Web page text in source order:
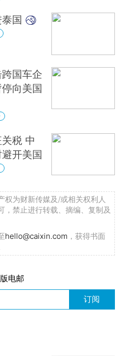
国
国车企
向美国
税 中
开美国
权为财新传媒及/或相关权利人
，禁止进行转载、摘编、复制及
hello@caixin.com ，获得书面
电邮
订阅